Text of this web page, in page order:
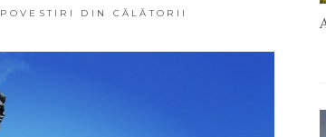
POVESTIRI DIN CĂLĂTORII